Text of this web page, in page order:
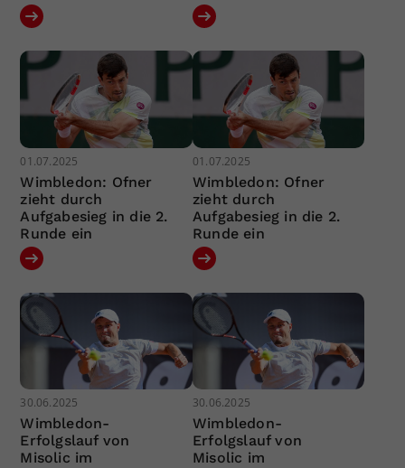
01.07.2025
Wimbledon: Ofner
zieht durch
Aufgabesieg in die 2.
Runde ein
01.07.2025
Wimbledon: Ofner
zieht durch
Aufgabesieg in die 2.
Runde ein
30.06.2025
Wimbledon-
Erfolgslauf von
Misolic im
30.06.2025
Wimbledon-
Erfolgslauf von
Misolic im